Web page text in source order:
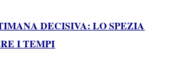
DECISIVA: LO SPEZIA
I TEMPI